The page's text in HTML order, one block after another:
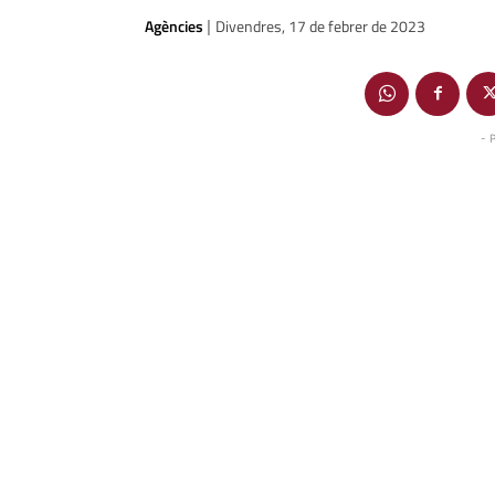
Agències | Divendres, 17 de febrer de 2023
-